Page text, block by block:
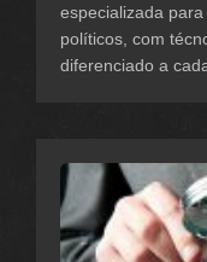
especializada
políticos, com
diferenciado a